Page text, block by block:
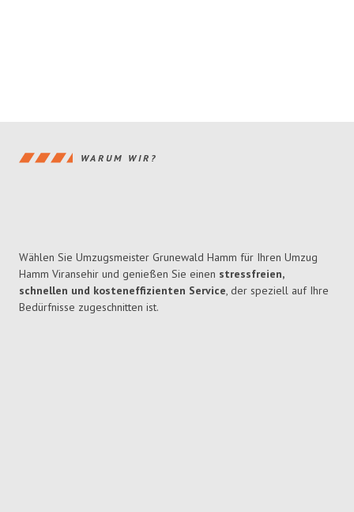
WARUM WIR?
Wählen Sie Umzugsmeister Grunewald Hamm für Ihren Umzug
Hamm Viransehir und genießen Sie einen stressfreien,
schnellen und kosteneffizienten Service, der speziell auf Ihre
Bedürfnisse zugeschnitten ist.